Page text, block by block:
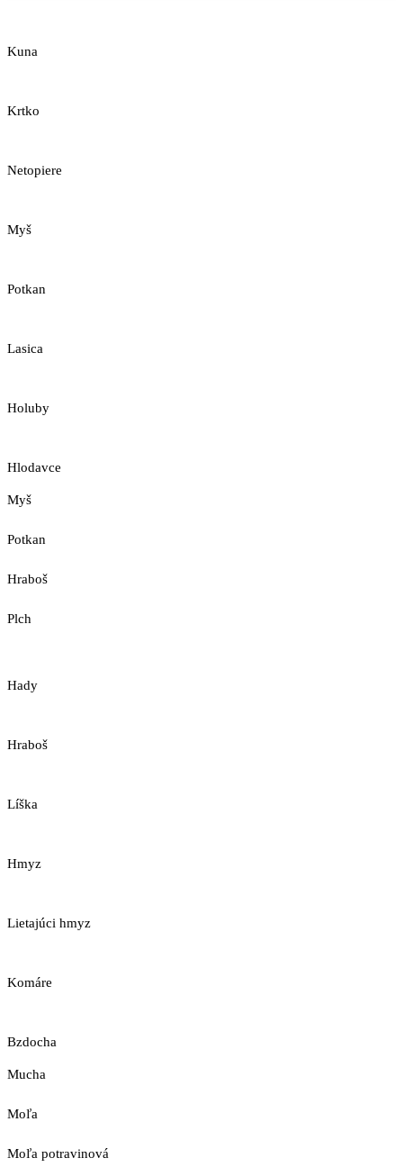
Kuna
Krtko
Netopiere
Myš
Potkan
Lasica
Holuby
Hlodavce
Myš
Potkan
Hraboš
Plch
Hady
Hraboš
Líška
Hmyz
Lietajúci hmyz
Komáre
Bzdocha
Mucha
Moľa
Moľa potravinová